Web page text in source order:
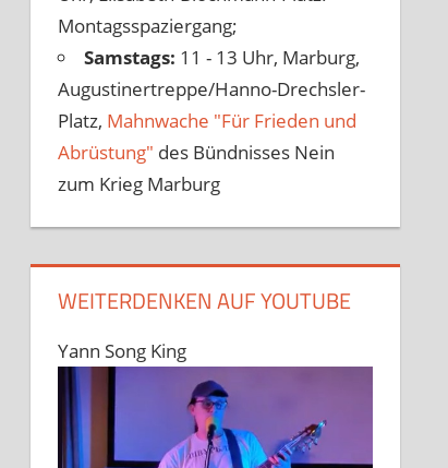
Montagsspaziergang;
Samstags: 11 - 13 Uhr, Marburg,
Augustinertreppe/Hanno-Drechsler-
Platz, Mahnwache "Für Frieden und
Abrüstung" des Bündnisses Nein
zum Krieg Marburg
WEITERDENKEN AUF YOUTUBE
Yann Song King